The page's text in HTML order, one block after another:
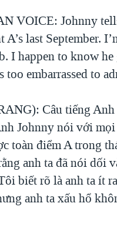
BÌNH VS. CHÍNH PHỦ VIỆT
VIỆT VÀ LÀN SÓNG TRỘM
LỘ: TIẾNG VỌNG TỪ
VOICE: Johnny
last September.
I happen to know he
too embarrassed to
Câu tiếng Anh
Johnny nói với
toàn điểm A trong
anh ta đã nói dối
biết rõ là anh ta ít
anh ta xấu hổ